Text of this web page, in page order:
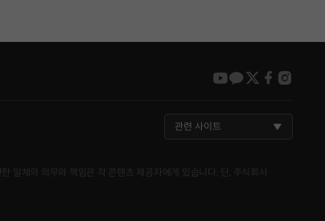
youtube
kakao
twitter
관련 사이트
일체의 의무와 책임은 각 콘텐츠 제공자에게 있습니다. 단, 주식회사